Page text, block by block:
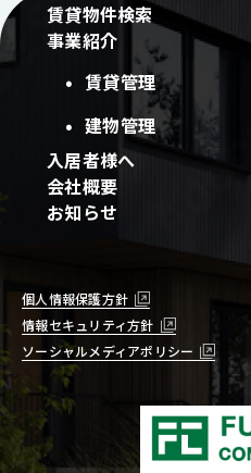
賃貸物件検索
事業紹介
賃貸管理
建物管理
入居者様へ
会社概要
お知らせ
個人情報保護方針
ソーシャルメディアポリシー
情報セキュリティ方針